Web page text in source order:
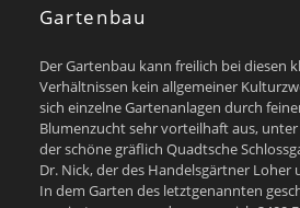
Gartenbau
Der Gartenbau kann freilich bei diesen
Verhältnissen kein allgemeiner
sich einzelne Gartenanlagen durch
Blumenzucht sehr vorteilhaft aus,
der schöne gräflich Quadtsche
Dr. Nick, der des Handelsgärtner Loher
In dem Garten des letztgenannten